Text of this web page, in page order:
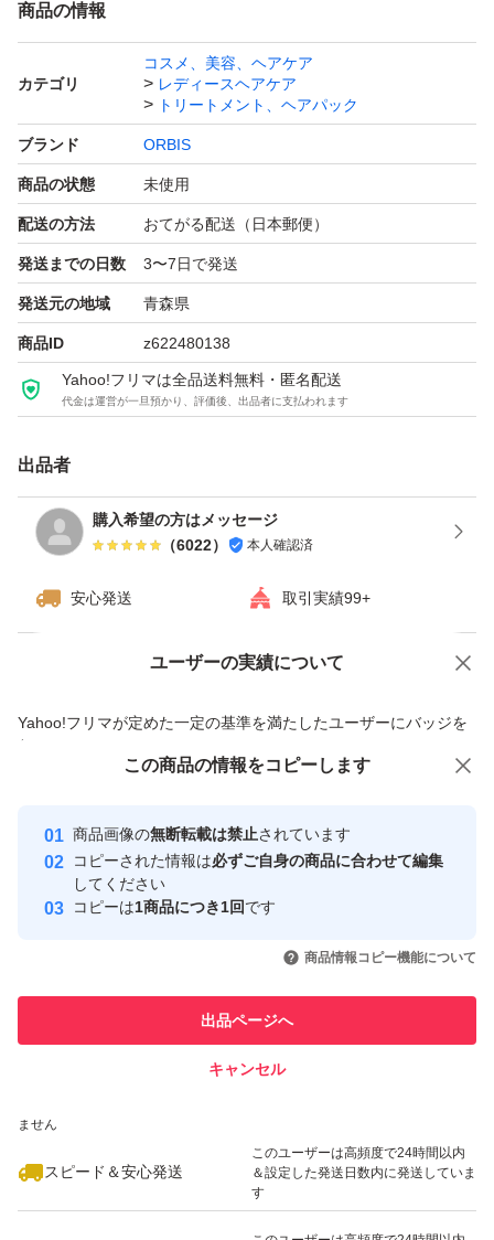
購入後のメッセージは梱包時に行っております。
遅くなる場合もございますがご理解ください。
再出品、専用出品可→お気軽にご質問下さい。
商品の情報
カテゴリ
コスメ、美容、ヘアケア
レディースヘアケア
トリートメント、ヘアパック
ブランド ORBIS
商品の状態 未使用
配送の方法 おてがる配送（日本郵便）
発送までの日数 3〜7日で発送
発送元の地域 青森県
商品ID z622480138
Yahoo!フリマは全品送料無料・匿名配送
代金は運営が一旦預かり、評価後、出品者に支払われます
出品者
購入希望の方はメッセージ
（6022） 本人確認済
安心発送 取引実績99+
ユーザーの実績について
Yahoo!フリマが定めた一定の基準を満たしたユーザーにバッジを
付与しています
安心取引出品者
心・安全なユーザーです
取引実績
引を完了させた実績があります
での取引実績があります
ません
スピード＆安心発送
このユーザーは高頻度で24時間以内
＆設定した発送日数内に発送していま
す
価格の相談 商品への質問
この商品の情報をコピーします
商品画像の無断転載は禁止されています
コピーされた情報は必ずご自身の商品に合わせて編集
してください
コピーは1商品につき1回です
商品情報コピー機能について
出品ページへ
キャンセル
この商品をみている人にオススメ